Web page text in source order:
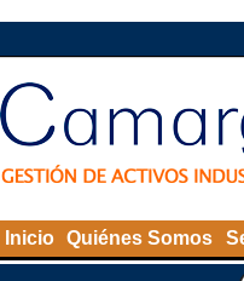
Inicio Quiénes Somos